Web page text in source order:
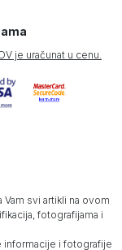
je uračunat u cenu.
svi artikli na ovom
fotografijama i
informacije i fotografije